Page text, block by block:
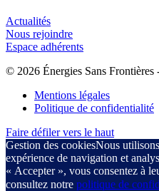
Actualités
Nous rejoindre
Espace adhérents
© 2026 Énergies Sans Frontières
Mentions légales
Politique de confidentialité
Faire défiler vers le haut
Gestion des cookiesNous
expérience de navigation et
« Accepter », vous consentez à
consultez notre politique de